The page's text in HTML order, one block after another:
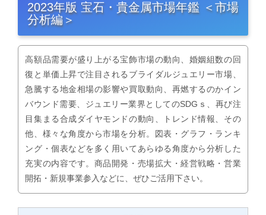
2023年版 宝石・貴金属市場年鑑 ＜市場
分析編＞
高額品需要が盛り上がる宝飾市場の動向、婚姻組数の回
復と単価上昇で注目されるブライダルジュエリー市場、
急騰する地金相場の影響や買取動向、再燃するのかイン
バウンド需要、ジュエリー業界としてのSDGｓ、再び注
目集まる合成ダイヤモンドの動向、トレンド情報、その
他、様々な角度から市場を分析。図表・グラフ・ランキ
ング・個表などを多く用いてあらゆる角度から分析した
充実の内容です。商品開発・売場拡大・経営戦略・営業
開拓・新規事業参入などに、ぜひご活用下さい。